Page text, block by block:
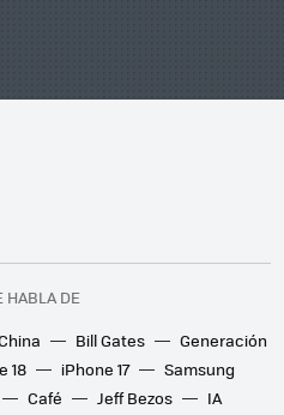
HABLA DE
Bill Gates
Generación
18 iPhone 17
Samsung
Café Jeff Bezos IA